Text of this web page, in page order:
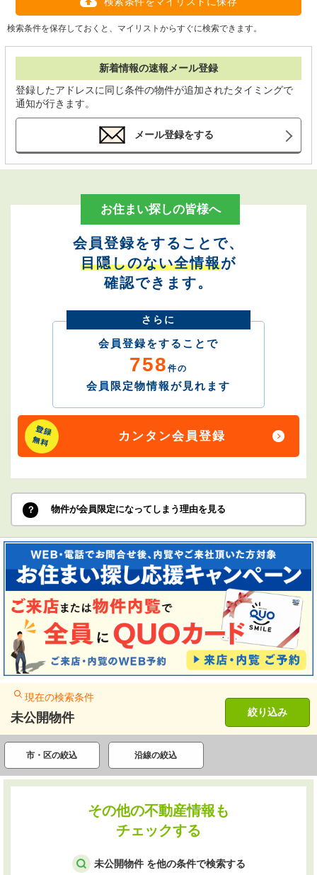
検索条件を保存しておくと、マイリストからすぐに検索できます。
新着情報の速報メール登録
登録したアドレスに同じ条件の物件が追加されたタイミングで
通知が行きます。
メール登録をする
お住まい探しの皆様へ
会員登録をすることで、
目隠しのない全情報が
確認できます。
さらに
会員登録をすることで
758 件の
会員限定物情報が見れます
カンタン会員登録
物件が会員限定になってしまう理由を見る
現在の検索条件
未公開物件 絞り込み
市・区の絞込 沿線の絞込
その他の不動産情報も
チェックする
未公開物件 を他の条件で検索する